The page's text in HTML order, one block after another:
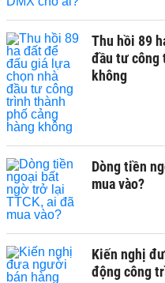
Thu hồi 89
đầu tư công
không
Dòng tiền
mua vào?
Kiến nghị
động công